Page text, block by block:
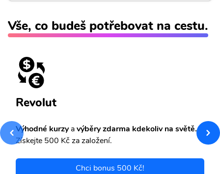
Vše, co budeš potřebovat na cestu.
Revolut
Výhodné kurzyavýběry zdarma kdekoliv na světě.
Získejte 500 Kč za založení.
Chci bonus 500 Kč!